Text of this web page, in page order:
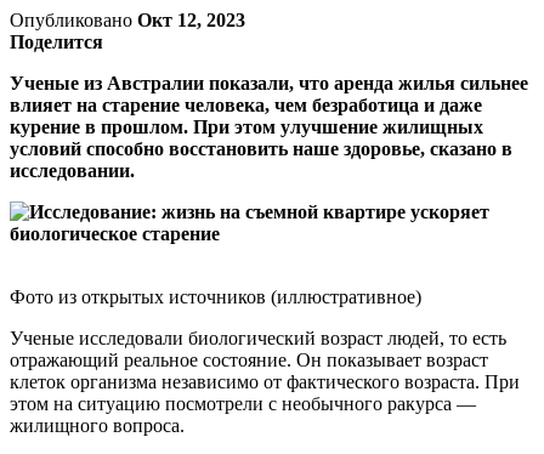
Опубликовано Окт 12, 2023
Поделится
Ученые из Австралии показали, что аренда жилья сильнее
влияет на старение человека, чем безработица и даже
курение в прошлом. При этом улучшение жилищных
условий способно восстановить наше здоровье, сказано в
исследовании.
Фото из открытых источников (иллюстративное)
Ученые исследовали биологический возраст людей, то есть
отражающий реальное состояние. Он показывает возраст
клеток организма независимо от фактического возраста. При
этом на ситуацию посмотрели с необычного ракурса —
жилищного вопроса.